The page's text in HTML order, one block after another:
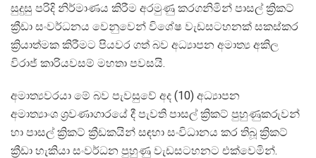
සුදුසු පරිදි නිර්මාණය කිරීම අරමුණු කරගනිමින් පාසල් ක්‍රිකට්
ක්‍රීඩා සංවර්ධනය වෙනුවෙන් විශේෂ වැඩසටහනක් සකස්කර
ක්‍රියාත්මක කිරීමට පියවර ගත් බව අධ්‍යාපන අමාත්‍ය අකිල
විරාජ් කාරියවසම් මහතා පවසයි.
අමාත්‍යවරයා මේ බව පැවසුවේ අද (10) අධ්‍යාපන
අමාත්‍යාංශ ශ්‍රවණාගාරයේ දී පැවති පාසල් ක්‍රිකට් පුහුණුකරුවන්
හා පාසල් ක්‍රිකට් ක්‍රීඩකයින් සඳහා සංවිධානය කර තිබූ ක්‍රිකට්
ක්‍රීඩා හැකියා සංවර්ධන පුහුණු වැඩසටහනට එක්වෙමින්.